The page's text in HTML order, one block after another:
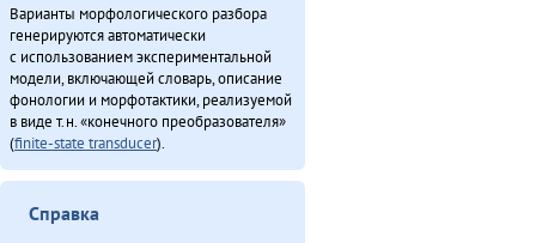
Варианты морфологического разбора
генерируются автоматически
с использованием экспериментальной
модели, включающей словарь, описание
фонологии и морфотактики, реализуемой
в виде т.н. «конечного преобразователя»
(finite-state transducer).
Справка